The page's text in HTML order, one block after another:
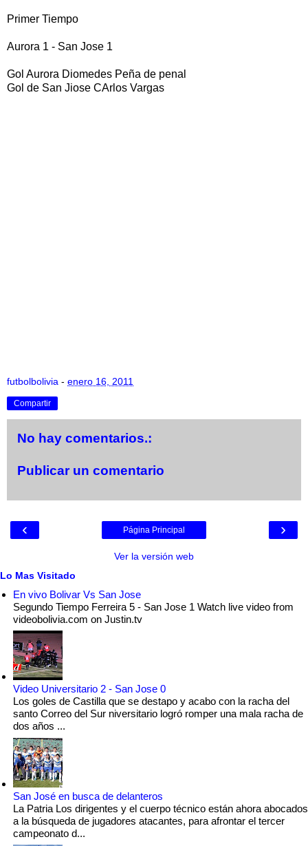
Primer Tiempo
Aurora 1 - San Jose 1
Gol Aurora Diomedes Peña de penal
Gol de San Jiose CArlos Vargas
futbolbolivia - enero 16, 2011
Compartir
No hay comentarios.:
Publicar un comentario
‹ ›
Página Principal
Ver la versión web
Lo Mas Visitado
En vivo Bolivar Vs San Jose
Segundo Tiempo Ferreira 5 - San Jose 1 Watch live video from
videobolivia.com on Justin.tv
Video Universitario 2 - San Jose 0
Los goles de Castilla que se destapo y acabo con la racha del
santo Correo del Sur niversitario logró romper una mala racha de
dos años ...
San José en busca de delanteros
La Patria Los dirigentes y el cuerpo técnico están ahora abocados
a la búsqueda de jugadores atacantes, para afrontar el tercer
campeonato d...